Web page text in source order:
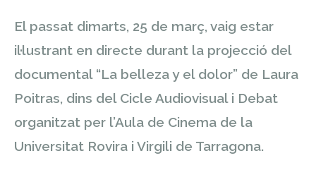
El passat dimarts, 25 de març, vaig estar
il·lustrant en directe durant la projecció del
documental “La belleza y el dolor” de Laura
Poitras, dins del Cicle Audiovisual i Debat
organitzat per l’Aula de Cinema de la
Universitat Rovira i Virgili de Tarragona.